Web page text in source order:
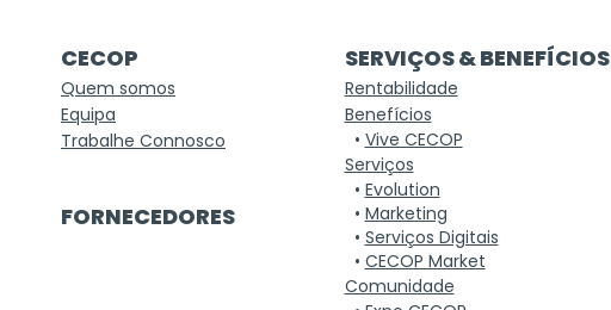
CECOP
Quem somos
Equipa
Trabalhe Connosco
FORNECEDORES
SERVIÇOS & BENEFÍCIOS
Rentabilidade
Benefícios
• Vive CECOP
Serviços
• Evolution
• Marketing
• Serviços Digitais
• CECOP Market
Comunidade